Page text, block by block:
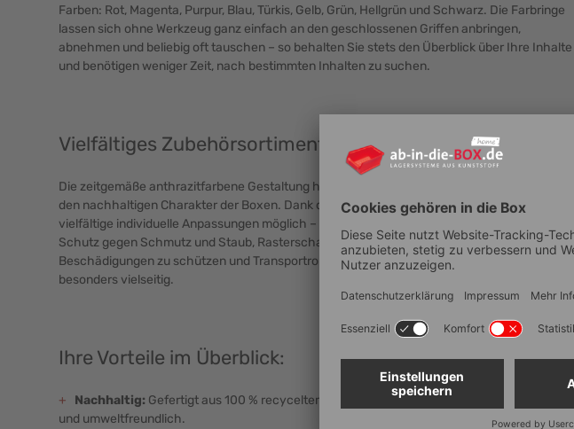
Farben: Rot, Magenta, Purpur, Blau, Türkis, Gelb, Grün, Hellgrün und Schwarz. Die Farbringe
lassen sich ohne Werkzeug ganz einfach an den geschlossenen Griffen anbringen,
abnehmen und beliebig oft tauschen – so behalten Sie stets den Überblick über Ihre Inhalte
und benötigen weniger Zeit, nach bestimmten Inhalten zu suchen.
Vielfältiges Zubehörsortiment
Die zeitgemäße anthrazitfarbene Gestaltung harmoniert mit jedem Umfeld und unterstreicht
den nachhaltigen Charakter der Boxen. Dank des umfangreichen Zubehörangebots sind
vielfältige individuelle Anpassungen möglich – darunter Auflage- und Scharnierdeckel für
Schutz gegen Schmutz und Staub, Rasterschaumstoff um empfindliche Waren vor
Beschädigungen zu schützen und Transportroller für müheloses Bewegen, macht die Boxen
besonders vielseitig.
Ihre Vorteile im Überblick:
+ Nachhaltig: Gefertigt aus 100 % recyceltem Polypropylen (r-PP), ressourcenschonend
und umweltfreundlich.